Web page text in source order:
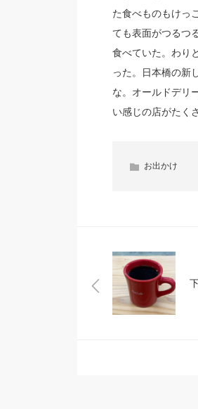
た食べものもけっ
ても表面がつるつ
食べていた。わり
った。日本橋の新
な。オールドデリ
い感じの店がたく
お出かけ